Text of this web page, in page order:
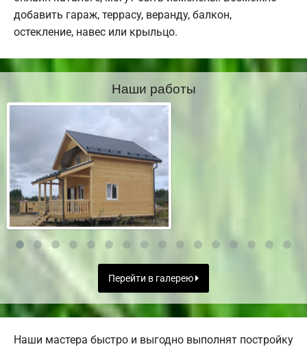
добавить гараж, террасу, веранду, балкон,
остекление, навес или крыльцо.
Наши работы
Перейти в галерею
Наши мастера быстро и выгодно выполнят постройку